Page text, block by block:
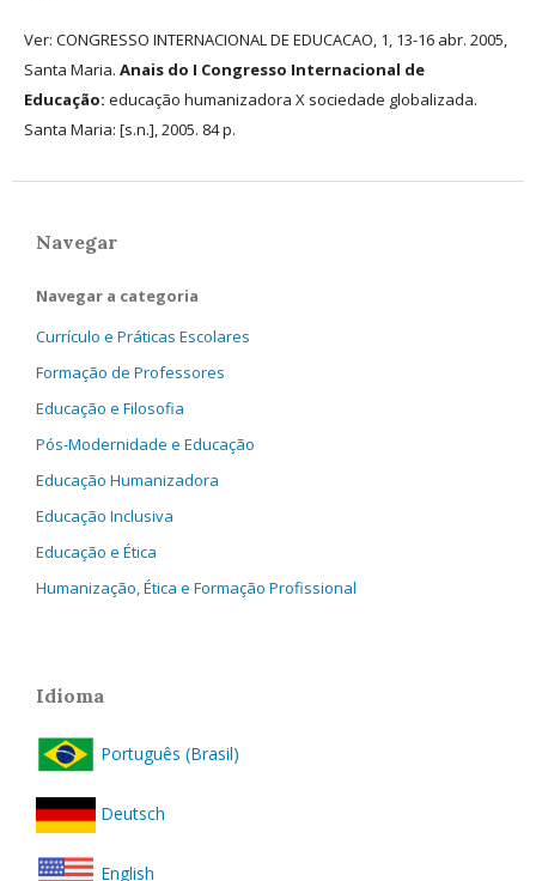
Ver: CONGRESSO INTERNACIONAL DE EDUCACAO, 1, 13-16 abr. 2005,
Santa Maria. Anais do I Congresso Internacional de
Educação: educação humanizadora X sociedade globalizada.
Santa Maria: [s.n.], 2005. 84 p.
Navegar
Navegar a categoria
Currículo e Práticas Escolares
Formação de Professores
Educação e Filosofia
Pós-Modernidade e Educação
Educação Humanizadora
Educação Inclusiva
Educação e Ética
Humanização, Ética e Formação Profissional
Idioma
Português (Brasil)
Deutsch
English